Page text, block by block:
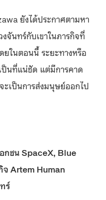
ยังได้ประกาศตามหา
จันทร์กับเขาในภารกิจที่
ในตอนนี้ ระยะทางหรือ
ป็นที่แน่ชัด แต่มีการคาด
ะเป็นการส่งมนุษย์ออกไป
กชน SpaceX, Blue
Artem Human
ร์